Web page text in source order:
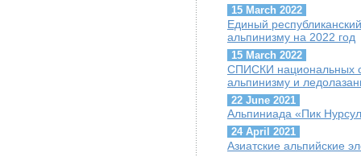
15 March 2022
Единый
альпинизму на 2022 год
15 March 2022
СПИСКИ национальных
альпинизму и
22 June 2021
Альпиниада «Пик
24 April 2021
Азиатские альпийские